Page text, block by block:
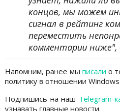
концов, мы можем
сигнал в рейтинг
переместить
комментарии
Напомним, ранее мы писали о
политику в отношении
Подпишись на наш Telegram-
узнавать главные новости.